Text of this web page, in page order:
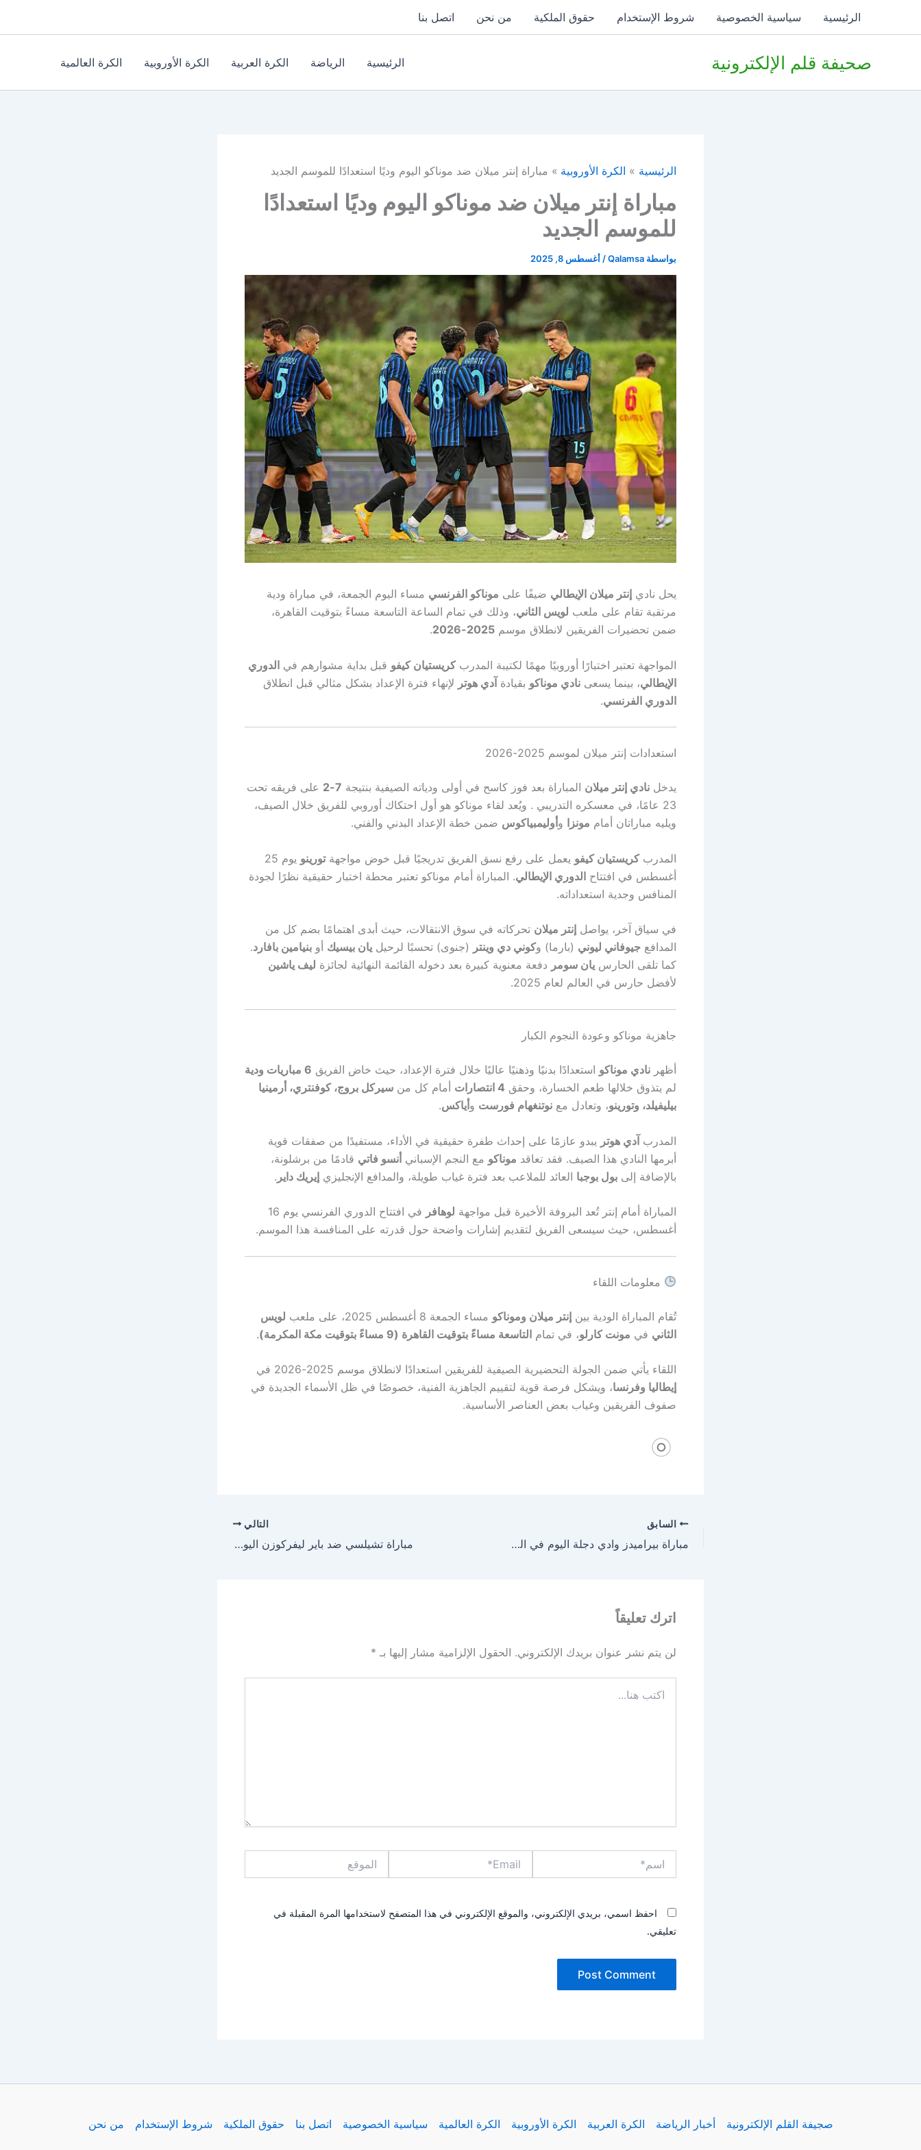
الرئيسية سياسية الخصوصية شروط الإستخدام حقوق الملكية من نحن اتصل بنا
صحيفة قلم الإلكترونية الرئيسية الرياضة الكرة العربية الكرة الأوروبية الكرة العالمية
الرئيسية الكرة الأوروبية مباراة إنتر ميلان ضد موناكو اليوم وديًا استعدادًا للموسم الجديد
مباراة إنتر ميلان ضد موناكو اليوم وديًا استعدادًا
للموسم الجديد
بواسطة Qalamsa
/ أغسطس 8, 2025
يحل نادي إنتر ميلان الإيطالي ضيفًا على موناكو الفرنسي مساء اليوم الجمعة، في مباراة ودية
مرتقبة تقام على ملعب لويس الثاني، وذلك في تمام الساعة التاسعة مساءً بتوقيت القاهرة،
ضمن تحضيرات الفريقين لانطلاق موسم 2025-2026
.
المواجهة تعتبر اختبارًا أوروبيًا مهمًا لكتيبة المدربكريستيان كيفو قبل بداية مشوارهم في الدوري
الإيطالي، بينما يسعى نادي موناكو بقيادة آدي هوتر لإنهاء فترة الإعداد بشكل مثالي قبل انطلاق
الدوري الفرنسي.
استعدادات إنتر ميلان لموسم 2025-2026
يدخل نادي إنتر ميلان المباراة بعد فوز كاسح في أولى ودياته الصيفية بنتيجة 7-2
على فريقه تحت
23 عامًا، في معسكره التدريبي . ويُعد لقاء موناكو هو أول احتكاك أوروبي للفريق خلال الصيف،
ويليه مباراتان أمام مونزا وأوليمبياكوس ضمن خطة الإعداد البدني والفني.
المدربكريستيان كيفو يعمل على رفع نسق الفريق تدريجيًا قبل خوض مواجهةتورينو
يوم 25
أغسطس في افتتاح الدوري الإيطالي. المباراة أمام موناكو تعتبر محطة اختبار حقيقية نظرًا لجودة
المنافس وجدية استعداداته.
في سياق آخر، يواصل إنتر ميلان تحركاته في سوق الانتقالات، حيث أبدى اهتمامًا بضم كل من
المدافع جيوفاني ليوني (بارما) وكوني دي وينتر (جنوى) تحسبًا لرحيل يان بيسيك أو بنيامين بافارد.
كما تلقى الحارس يان سومر دفعة معنوية كبيرة بعد دخوله القائمة النهائية لجائزة ليف ياشين
لأفضل حارس في العالم لعام 2025.
جاهزية موناكو وعودة النجوم الكبار
أظهر نادي موناكو استعدادًا بدنيًا وذهنيًا عاليًا خلال فترة الإعداد، حيث خاض الفريق 6 مباريات ودية
لم يتذوق خلالها طعم الخسارة، وحقق 4 انتصارات أمام كل من سيركل بروج، كوفنتري، أرمينيا
بيليفيلد، وتورينو، وتعادل مع نوتنغهام فورست وأياكس.
المدرب آدي هوتر يبدو عازمًا على إحداث طفرة حقيقية في الأداء، مستفيدًا من صفقات قوية
أبرمها النادي هذا الصيف. فقد تعاقد موناكو مع النجم الإسباني أنسو فاتي قادمًا من برشلونة،
بالإضافة إلى بول بوجبا العائد للملاعب بعد فترة غياب طويلة، والمدافع الإنجليزي إيريك داير .
المباراة أمام إنتر تُعد البروفة الأخيرة قبل مواجهة لوهافر
في افتتاح الدوري الفرنسي يوم 16
أغسطس، حيث سيسعى الفريق لتقديم إشارات واضحة حول قدرته على المنافسة هذا الموسم.
معلومات اللقاء
تُقام المباراة الودية بين إنتر ميلان وموناكو مساء الجمعة 8 أغسطس 2025، على ملعب
لويس
الثاني في مونت كارلو، في تمام التاسعة مساءً بتوقيت القاهرة (9 مساءً بتوقيت مكة المكرمة) .
اللقاء يأتي ضمن الجولة التحضيرية الصيفية للفريقين استعدادًا لانطلاق موسم 2025-2026 في
إيطاليا وفرنسا، ويشكل فرصة قوية لتقييم الجاهزية الفنية، خصوصًا في ظل الأسماء الجديدة في
صفوف الفريقين وغياب بعض العناصر الأساسية.
السابق
مباراة بيراميدز وادي دجلة اليوم في الدوري المصري 2025-26
التالي
مباراة تشيلسي ضد باير ليفركوزن اليوم في ودية قبل انطلاق الموسم الجديد
اترك تعليقاً
لن يتم نشر عنوان بريدك الإلكتروني. الحقول الإلزامية مشار إليها بـ *
هنا...
احفظ اسمي، بريدي الإلكتروني، والموقع الإلكتروني في هذا المتصفح لاستخدامها المرة المقبلة في
تعليقي.
صجيفة القلم الإلكترونية أخبار الرياضة الكرة العربية الكرة الأوروبية الكرة العالمية سياسية الخصوصية اتصل بنا حقوق الملكية شروط الإستخدام من نحن